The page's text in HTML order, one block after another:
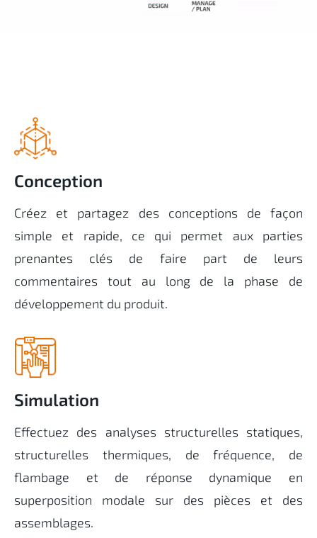
Conception
Créez et partagez des conceptions de façon
simple et rapide, ce qui permet aux parties
prenantes clés de faire part de leurs
commentaires tout au long de la phase de
développement du produit.
Simulation
Effectuez des analyses structurelles statiques,
structurelles thermiques, de fréquence, de
flambage et de réponse dynamique en
superposition modale sur des pièces et des
assemblages.